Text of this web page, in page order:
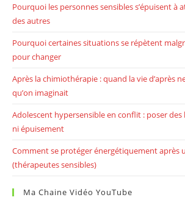
Pourquoi les personnes sensibles s’épuisent à
des autres
Pourquoi certaines situations se répètent
pour changer
Après la chimiothérapie : quand la vie d’après
qu’on imaginait
Adolescent hypersensible en conflit : poser des
ni épuisement
Comment se protéger énergétiquement après
(thérapeutes sensibles)
Ma Chaine Vidéo YouTube